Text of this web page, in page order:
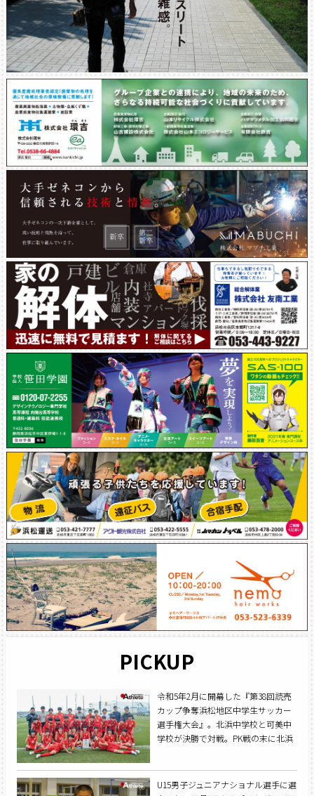
PICKUP
令和5年2月に開幕した『第38回読売
カップ争奪浜松地区中学生サッカー
選手権大会』。北浜中学校と可美中
学校が決勝で対戦。PK戦の末に北浜
U15男子ジュニアナショナル選手に選